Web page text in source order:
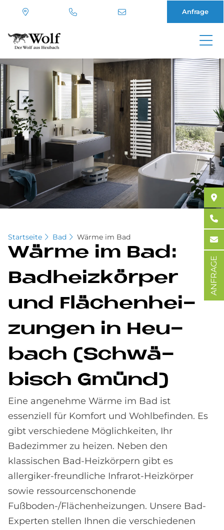
Direkt
zum
Inhalt
Anfrage
Startseite Bad Wärme im Bad
Wär­me im Bad:
Bad­heiz­kör­per
und Flä­chen­hei­
zun­gen in Heu­
bach (Schwä­
bisch Gmünd)
Eine angenehme Wärme im Bad ist
essenziell für Komfort und Wohlbefinden. Es
gibt verschiedene Möglich­keiten, Ihr
Badezimmer zu heizen. Neben den
klassischen Bad-Heizkörpern gibt es
allergiker-freundliche Infrarot-Heizkörper
sowie ressourcen­schonende
Fußboden-/Flächenheizungen. Unsere Bad-
Experten stellen Ihnen die verschiedenen
ANFRAGE